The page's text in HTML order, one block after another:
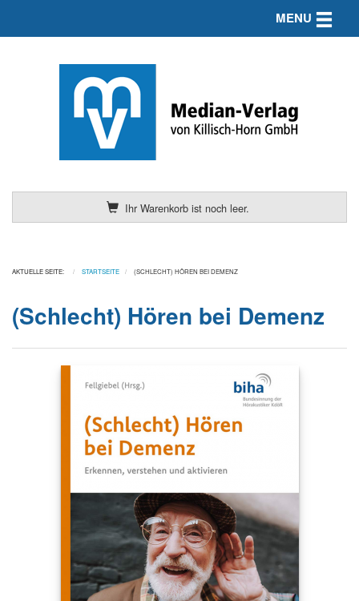
Ihr Warenkorb ist noch leer.
MENU Toggle
AKTUELLE SEITE: STARTSEITE (SCHLECHT) HÖREN BEI DEMENZ
(Schlecht) Hören bei Demenz